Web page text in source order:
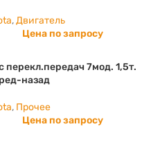
,Двигатель
Цена по запросу
перекл.передач 7мод. 1,5т.
назад
, Прочее
Цена по запросу